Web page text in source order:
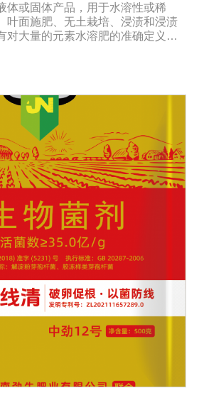
体或固体产品，用于水溶性或稀
叶面施肥、无土栽培、浸渍和浸渍
对大量的元素水溶肥的准确定义。
溶肥的特点是作物喷洒后通过树枝
，提高作物运输营养物质的能力，
强细胞活力和代谢能力。1.促进发
蔬菜等作物的生长，增加花蕾，促
、果苗和攀缘作物生长得更快。2.
朵和果实。使用后，叶子呈嫩绿
树、瓜类、豆类等作物在开花前后
果。具有显著的保花保果作用，也
的主要作用之一。3.果实大、颗粒
瓜类、豆类等多种作物。在果实期
前成熟，在抽穗期和灌浆期喷洒谷
量显著增加。4.灾后恢复，抗旱、
喷洒能迅速恢复生长，抵抗农作物
洒，病株恢复更快。